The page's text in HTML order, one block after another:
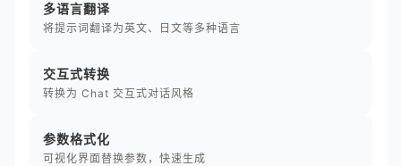
多语言翻译
将提示词翻译为英文、日文等多种语言
交互式转换
转换为 Chat 交互式对话风格
参数格式化
可视化界面替换参数，快速生成